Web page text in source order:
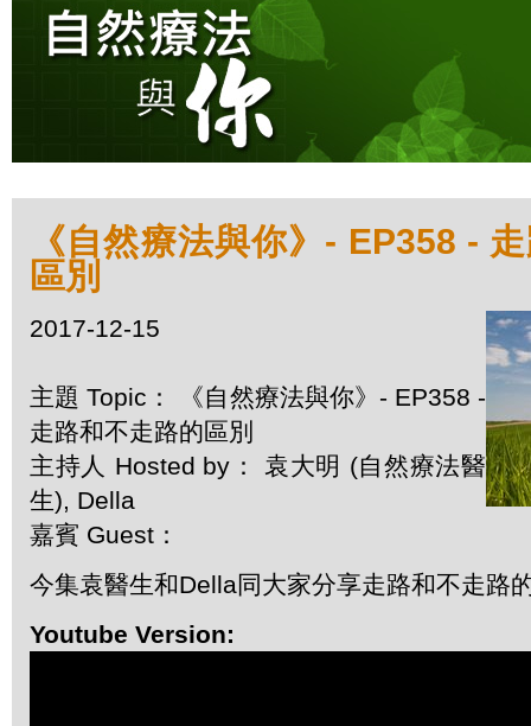
《自然療法與你》- EP358 -
區別
2017-12-15
主題 Topic： 《自然療法與你》- EP358 -
走路和不走路的區別
主持人 Hosted by： 袁大明 (自然療法醫
生), Della
嘉賓 Guest：
今集袁醫生和Della同大家分享走路和不走路
Youtube Version: